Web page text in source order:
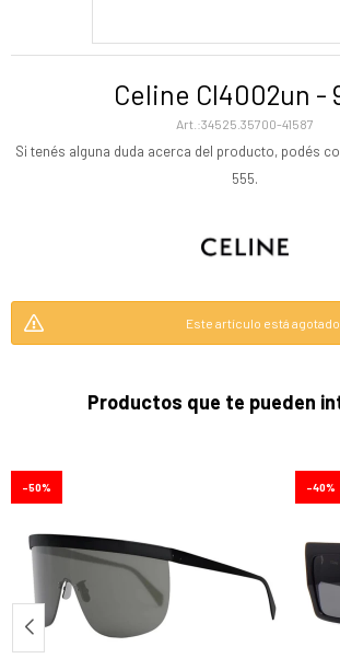
Celine Cl4002un -
34525.35700-41587
Si tenés alguna duda acerca del producto, podés
555.
Este artículo está agotado.
Productos que te pueden
50 40